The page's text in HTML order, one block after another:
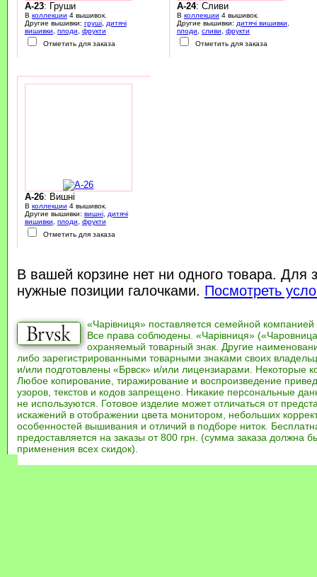
A-23: Груши
В коллекции 4 вышивок.
Другие вышивки: груші, дитячі
вишивки, плоди, фрукти
Отметить для заказа
A-24: Сливи
В коллекции 4 вышивок.
Другие вышивки: дитячі вишивки,
плоди, сливи, фрукти
Отметить для заказа
A-26: Вишні
В коллекции 4 вышивок.
Другие вышивки: вишні, дитячі
вишивки, плоди, фрукти
Отметить для заказа
В вашей корзине нет ни одного товара. Для
нужные позиции галочками. Посмотреть
«Чарівниця» поставляется семейной компанией
Все права соблюдены. «Чарівниця»
охраняемый товарный знак. Другие
либо зарегистрированными товарными знаками своих
и/или подготовлены «Брвск» и/или лицензиарами. Некоторые
Любое копирование, тиражирование и воспроизведение
узоров, текстов и кодов запрещено. Никакие персональные
не используются. Готовое изделие может отличаться от
искажений в отображении цвета монитором, небольших
особенностей вышивания и отличий в подборе ниток.
предоставляется на заказы от 800 грн. (сумма заказа должна
применения всех скидок).